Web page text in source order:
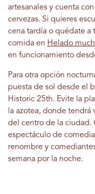
artesanales y cuenta
cervezas. Si quieres
cena tardía o quédate a
comida en Helado
en funcionamiento
Para otra opción
puesta de sol desde el
Historic 25th. Evite la
la azotea, donde tendrá
del centro de la ciudad.
espectáculo de
renombre y
semana por la noche.